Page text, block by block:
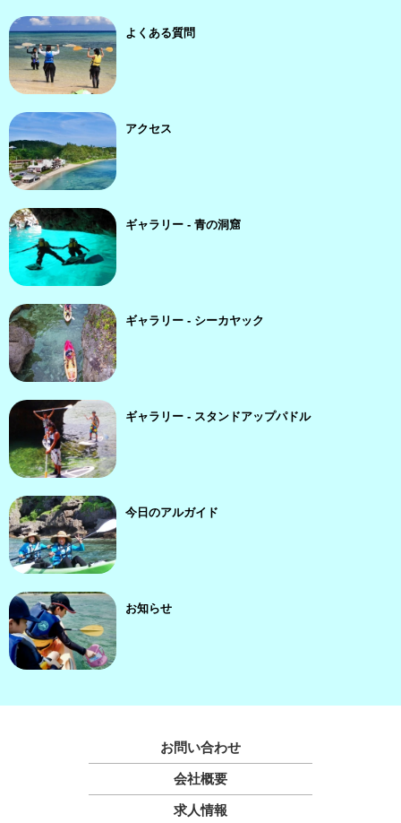
よくある質問
アクセス
ギャラリー - 青の洞窟
ギャラリー - シーカヤック
ギャラリー - スタンドアップパドル
今日のアルガイド
お知らせ
お問い合わせ
会社概要
求人情報